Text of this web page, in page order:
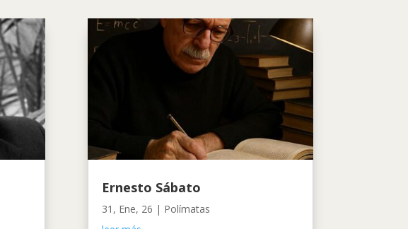
Ernesto Sábato
31, Ene, 26 | Polímatas